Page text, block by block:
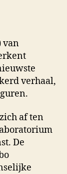
van
verhaal,
af ten
De